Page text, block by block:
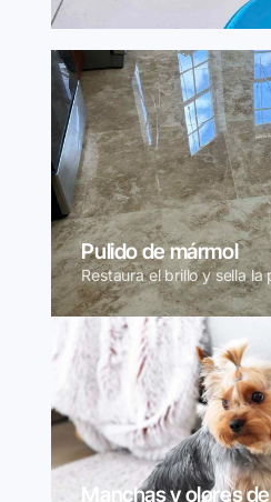
Pulido de mármol
Restaura el brillo y sella la
Manchas y olores